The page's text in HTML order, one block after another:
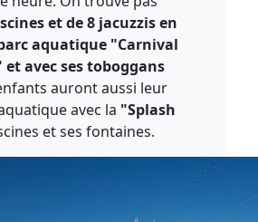
et de 8 jacuzzis en
aquatique "Carnival
avec ses toboggans
auront aussi leur
avec la "Splash
et ses fontaines.